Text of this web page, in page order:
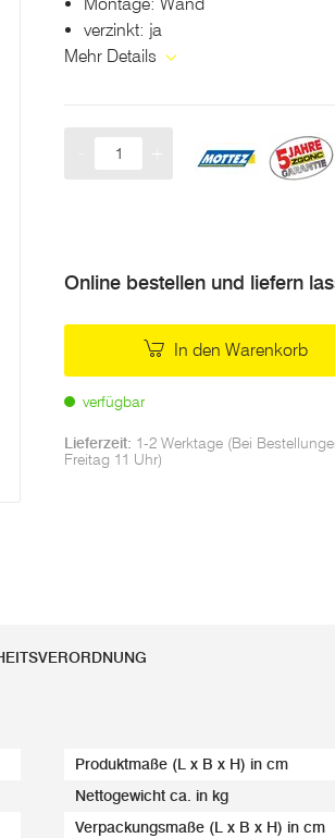
verzinkt: ja
Mehr Details
Online bestellen und liefern
In den Warenkorb
verfügbar
Lieferzeit: 1-2 Werktage (Bei
Freitag 11 Uhr)
Produktmaße (L x B x H) in cm
Nettogewicht ca. in kg
Verpackungsmaße (L x B x H) in cm